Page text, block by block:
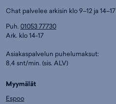
Chat palvelee arkisin klo 9–12 ja 14–17
Puh. 01053 77730
Ark. klo 14-17
Asiakaspalvelun puhelumaksut:
8,4 snt/min. (sis. ALV)
Myymälät
Espoo